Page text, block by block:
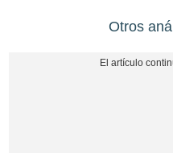
Otros